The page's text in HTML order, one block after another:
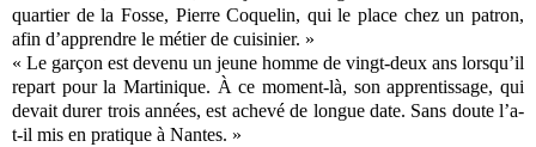
quartier de la Fosse, Pierre Coquelin, qui le place chez un patron,
afin d’apprendre le métier de cuisinier. »
« Le garçon est devenu un jeune homme de vingt-deux ans lorsqu’il
repart pour la Martinique. À ce moment-là, son apprentissage, qui
devait durer trois années, est achevé de longue date. Sans doute l’a-
t-il mis en pratique à Nantes. »